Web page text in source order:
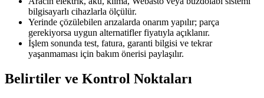
bilgisayarlı cihazlarla ölçülür.
Yerinde çözülebilen arızalarda onarım yapılır; parça
gerekiyorsa uygun alternatifler fiyatıyla açıklanır.
İşlem sonunda test, fatura, garanti bilgisi ve tekrar
yaşanmaması için bakım önerisi paylaşılır.
Belirtiler ve Kontrol Noktaları